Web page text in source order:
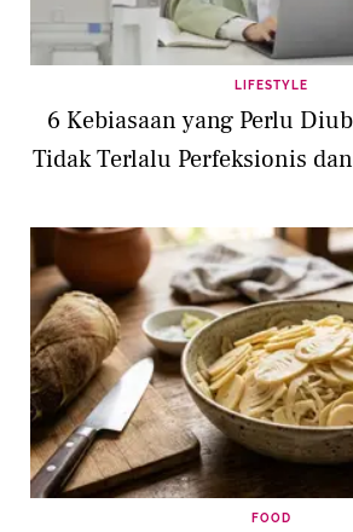
LIFESTYLE
6 Kebiasaan yang Perlu
Tidak Terlalu Perfeksionis
FOOD